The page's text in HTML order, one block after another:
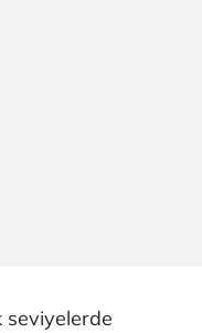
seviyelerde